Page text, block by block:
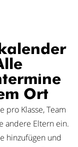
Ort
pro Klasse, Team
andere Eltern ein.
hinzufügen und